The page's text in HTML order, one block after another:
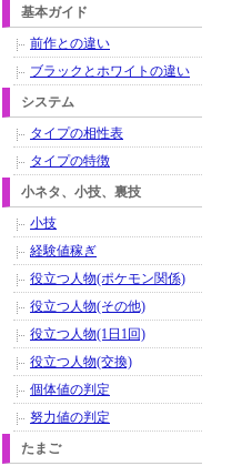
基本ガイド
前作との違い
ブラックとホワイトの違い
システム
タイプの相性表
タイプの特徴
小ネタ、小技、裏技
小技
経験値稼ぎ
役立つ人物(ポケモン関係)
役立つ人物(その他)
役立つ人物(1日1回)
役立つ人物(交換)
個体値の判定
努力値の判定
たまご